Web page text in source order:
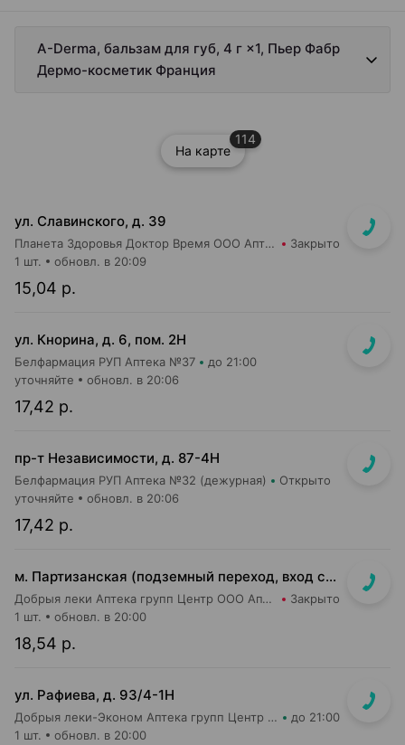
A-Derma, бальзам для губ, 4 г ×1, Пьер Фабр
Дермо-косметик Франция
На карте
114
ул. Славинского, д. 39
Планета Здоровья Доктор Время ООО Аптека №1 Закрыто
15,04 р.
1 шт. обновл. в 20:09
ул. Кнорина, д. 6, пом. 2Н
Белфармация РУП Аптека №37 до 21:00
17,42 р.
уточняйте обновл. в 20:06
пр-т Независимости, д. 87-4Н
Белфармация РУП Аптека №32 (дежурная) Открыто
17,42 р.
уточняйте обновл. в 20:06
м. Партизанская (подземный переход, вход со стороны гостиницы "Турист")
Добрыя леки Аптека групп Центр ООО Аптека №5 Закрыто
18,54 р.
1 шт. обновл. в 20:00
ул. Рафиева, д. 93/4-1Н
Добрыя леки-Эконом Аптека групп Центр ООО Аптека №1 до 21:00
1 шт. обновл. в 20:00